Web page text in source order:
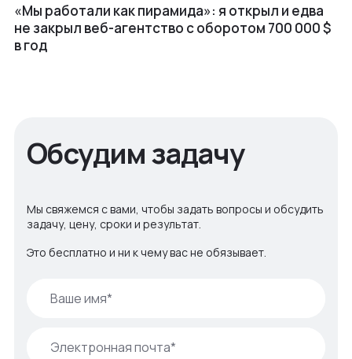
«Мы работали как пирамида»: я открыл и едва
не закрыл веб⁠-⁠агентство с оборотом 700 000 $
в год
Обсудим задачу
Мы свяжемся с вами, чтобы задать вопросы и обсудить
задачу, цену, сроки и результат.
Это бесплатно и ни к чему вас не обязывает.